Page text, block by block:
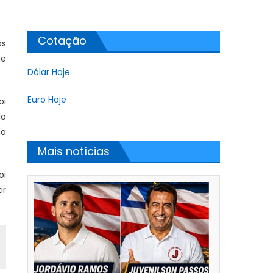
Cotação
Dólar Hoje
Euro Hoje
Mais notícias